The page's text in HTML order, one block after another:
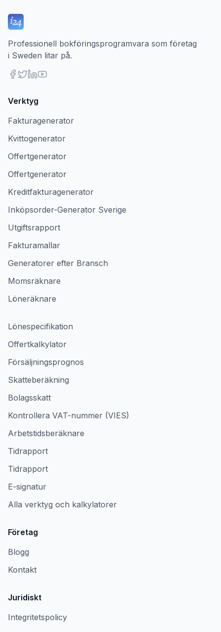
Professionell bokföringsprogramvara som företag
i Sweden litar på.
Verktyg
Fakturagenerator
Kvittogenerator
Offertgenerator
Offertgenerator
Kreditfakturagenerator
Inköpsorder-Generator Sverige
Utgiftsrapport
Fakturamallar
Generatorer efter Bransch
Momsräknare
Löneräknare
Lönespecifikation
Offertkalkylator
Försäljningsprognos
Skatteberäkning
Bolagsskatt
Kontrollera VAT-nummer (VIES)
Arbetstidsberäknare
Tidrapport
Tidrapport
E-signatur
Alla verktyg och kalkylatorer
Företag
Blogg
Kontakt
Juridiskt
Integritetspolicy